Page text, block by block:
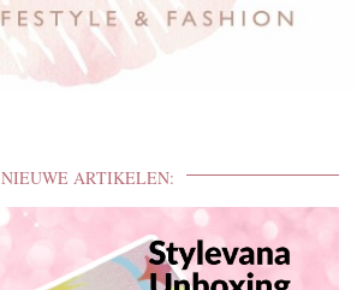
NIEUWE ARTIKELEN: